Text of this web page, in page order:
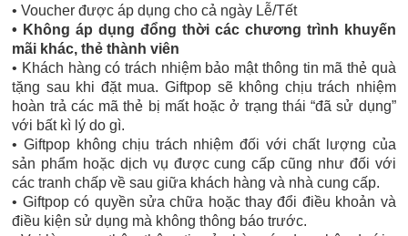
• Voucher được áp dụng cho cả ngày Lễ/Tết
• Không áp dụng đổng thời các chương trình khuyến
mãi khác, thẻ thành viên
• Khách hàng có trách nhiệm bảo mật thông tin mã thẻ quà
tặng sau khi đặt mua. Giftpop sẽ không chịu trách nhiệm
hoàn trả các mã thẻ bị mất hoặc ở trạng thái “đã sử dụng”
với bất kì lý do gì.
• Giftpop không chịu trách nhiệm đối với chất lượng của
sản phẩm hoặc dịch vụ được cung cấp cũng như đối với
các tranh chấp về sau giữa khách hàng và nhà cung cấp.
• Giftpop có quyền sửa chữa hoặc thay đổi điều khoản và
điều kiện sử dụng mà không thông báo trước.